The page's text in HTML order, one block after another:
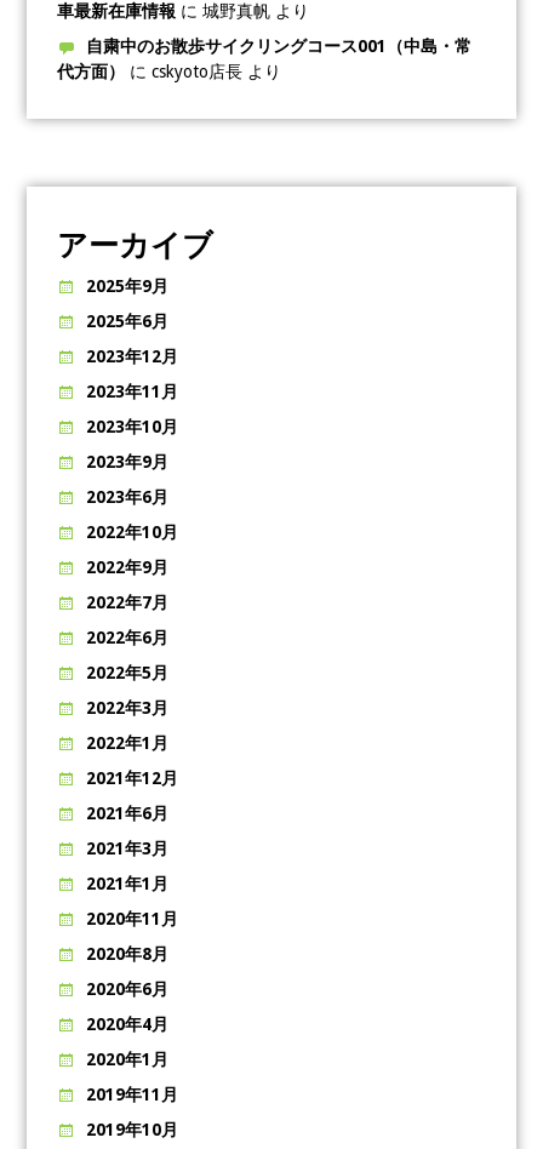
車最新在庫情報 に 城野真帆より
自粛中のお散歩サイクリングコース001（中島・常
代方面）
に cskyoto店長より
アーカイブ
2025年9月
2025年6月
2023年12月
2023年11月
2023年10月
2023年9月
2023年6月
2022年10月
2022年9月
2022年7月
2022年6月
2022年5月
2022年3月
2022年1月
2021年12月
2021年6月
2021年3月
2021年1月
2020年11月
2020年8月
2020年6月
2020年4月
2020年1月
2019年11月
2019年10月